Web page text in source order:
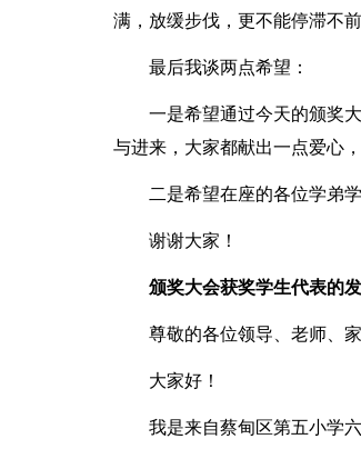
满，放缓步伐，更不能停滞不
最后我谈两点希望：
一是希望通过今天的颁奖
与进来，大家都献出一点爱心
二是希望在座的各位学弟
谢谢大家！
颁奖大会获奖学生代表的
尊敬的各位领导、老师、
大家好！
我是来自蔡甸区第五小学